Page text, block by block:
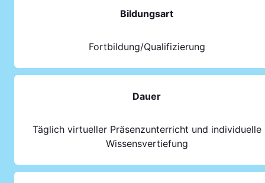
Bildungsart
Fortbildung/Qualifizierung
Dauer
Täglich virtueller Präsenzunterricht und individuelle
Wissensvertiefung